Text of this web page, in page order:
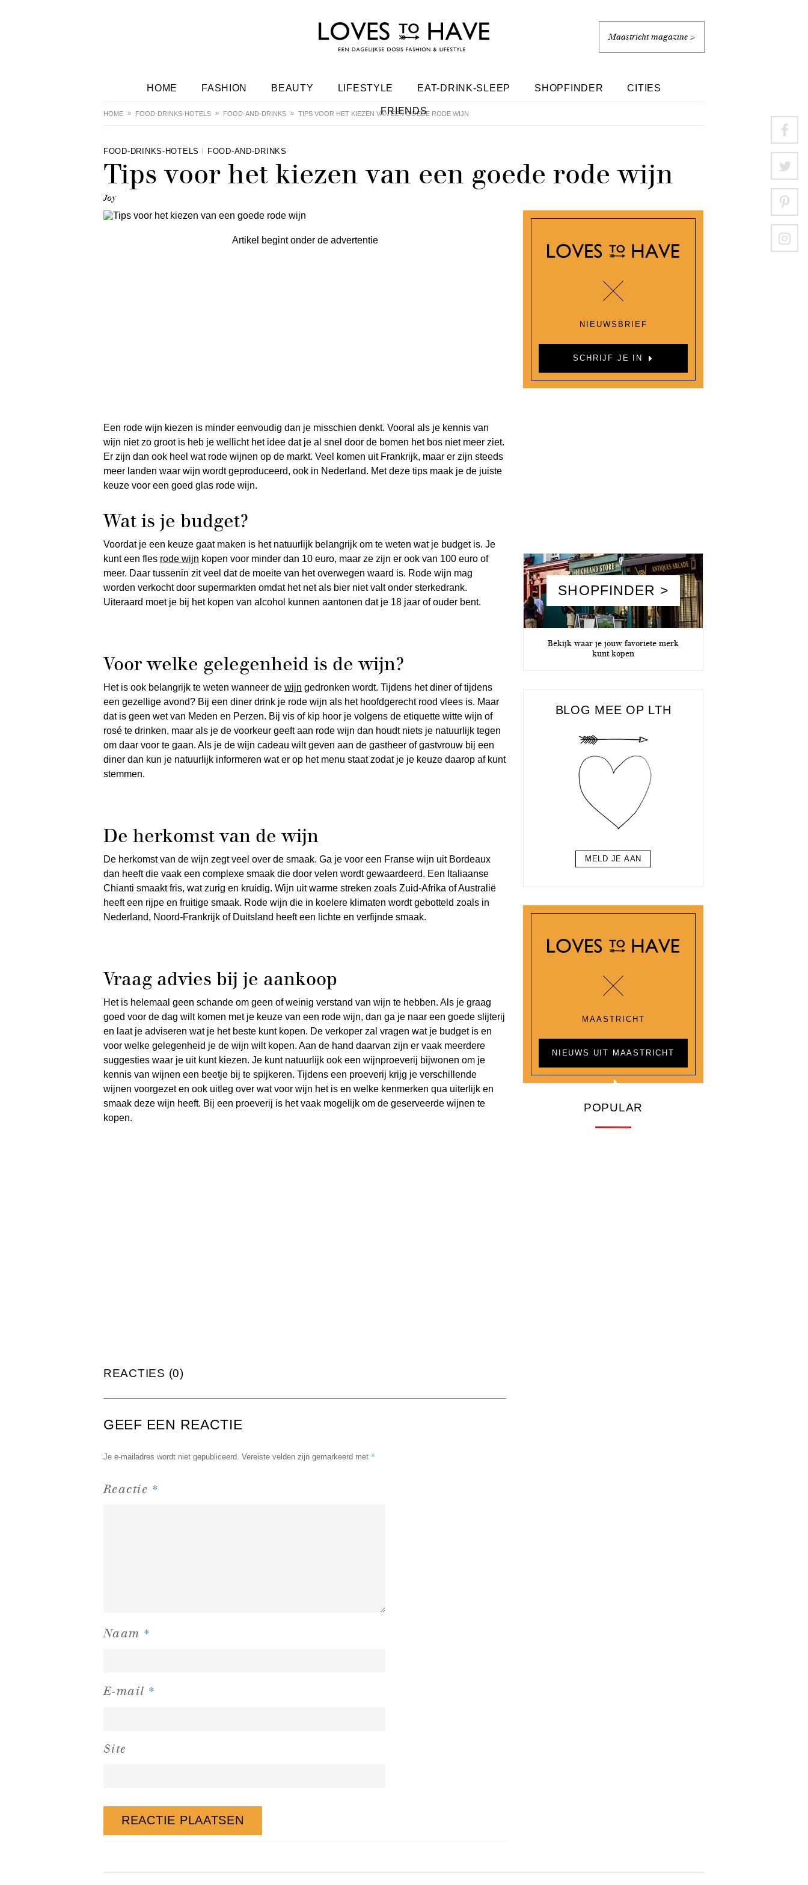
Maastricht magazine >
HOME FASHION BEAUTY LIFESTYLE EAT-DRINK-SLEEP SHOPFINDER CITIES
FRIENDS
HOME FOOD-DRINKS-HOTELS FOOD-AND-DRINKS TIPS VOOR HET KIEZEN VAN EEN GOEDE RODE WIJN
FOOD-DRINKS-HOTELS FOOD-AND-DRINKS
Tips voor het kiezen van een goede rode wijn
Joy
Artikel begint onder de advertentie
Een rode wijn kiezen is minder eenvoudig dan je misschien denkt. Vooral als je kennis van
wijn niet zo groot is heb je wellicht het idee dat je al snel door de bomen het bos niet meer ziet.
Er zijn dan ook heel wat rode wijnen op de markt. Veel komen uit Frankrijk, maar er zijn steeds
meer landen waar wijn wordt geproduceerd, ook in Nederland. Met deze tips maak je de juiste
keuze voor een goed glas rode wijn.
Wat is je budget?
Voordat je een keuze gaat maken is het natuurlijk belangrijk om te weten wat je budget is. Je
kunt een fles rode wijn kopen voor minder dan 10 euro, maar ze zijn er ook van 100 euro of
meer. Daar tussenin zit veel dat de moeite van het overwegen waard is. Rode wijn mag
worden verkocht door supermarkten omdat het net als bier niet valt onder sterkedrank.
Uiteraard moet je bij het kopen van alcohol kunnen aantonen dat je 18 jaar of ouder bent.
Voor welke gelegenheid is de wijn?
Het is ook belangrijk te weten wanneer de wijn gedronken wordt. Tijdens het diner of tijdens
een gezellige avond? Bij een diner drink je rode wijn als het hoofdgerecht rood vlees is. Maar
dat is geen wet van Meden en Perzen. Bij vis of kip hoor je volgens de etiquette witte wijn of
rosé te drinken, maar als je de voorkeur geeft aan rode wijn dan houdt niets je natuurlijk tegen
om daar voor te gaan. Als je de wijn cadeau wilt geven aan de gastheer of gastvrouw bij een
diner dan kun je natuurlijk informeren wat er op het menu staat zodat je je keuze daarop af kunt
stemmen.
De herkomst van de wijn
De herkomst van de wijn zegt veel over de smaak. Ga je voor een Franse wijn uit Bordeaux
dan heeft die vaak een complexe smaak die door velen wordt gewaardeerd. Een Italiaanse
Chianti smaakt fris, wat zurig en kruidig. Wijn uit warme streken zoals Zuid-Afrika of Australië
heeft een rijpe en fruitige smaak. Rode wijn die in koelere klimaten wordt gebotteld zoals in
Nederland, Noord-Frankrijk of Duitsland heeft een lichte en verfijnde smaak.
Vraag advies bij je aankoop
Het is helemaal geen schande om geen of weinig verstand van wijn te hebben. Als je graag
goed voor de dag wilt komen met je keuze van een rode wijn, dan ga je naar een goede slijterij
en laat je adviseren wat je het beste kunt kopen. De verkoper zal vragen wat je budget is en
voor welke gelegenheid je de wijn wilt kopen. Aan de hand daarvan zijn er vaak meerdere
suggesties waar je uit kunt kiezen. Je kunt natuurlijk ook een wijnproeverij bijwonen om je
kennis van wijnen een beetje bij te spijkeren. Tijdens een proeverij krijg je verschillende
wijnen voorgezet en ook uitleg over wat voor wijn het is en welke kenmerken qua uiterlijk en
smaak deze wijn heeft. Bij een proeverij is het vaak mogelijk om de geserveerde wijnen te
kopen.
REACTIES (0)
GEEF EEN REACTIE
Je e-mailadres wordt niet gepubliceerd. Vereiste velden zijn gemarkeerd met *
Reactie *
Naam *
E-mail *
Site
NIEUWSBRIEF
SCHRIJF JE IN
SHOPFINDER >
Bekijk waar je jouw favoriete merk
kunt kopen
BLOG MEE OP LTH
MELD JE AAN
MAASTRICHT
NIEUWS UIT MAASTRICHT
POPULAR